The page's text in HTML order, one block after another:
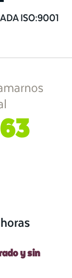
ISO:9001
y sin